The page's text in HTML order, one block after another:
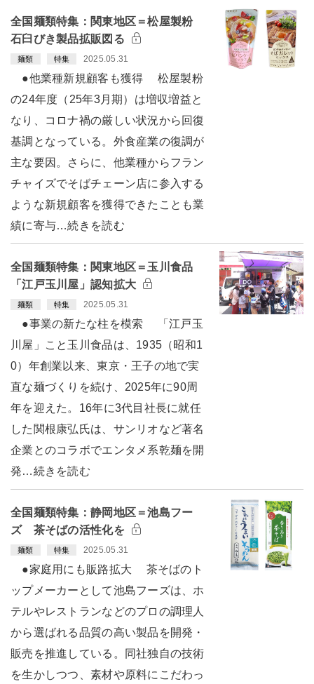
全国麺類特集：関東地区＝松屋製粉
石臼びき製品拡販図る
麺類 特集 2025.05.31
●他業種新規顧客も獲得 松屋製粉
の24年度（25年3月期）は増収増益と
なり、コロナ禍の厳しい状況から回復
基調となっている。外食産業の復調が
主な要因。さらに、他業種からフラン
チャイズでそばチェーン店に参入する
ような新規顧客を獲得できたことも業
績に寄与…続きを読む
全国麺類特集：関東地区＝玉川食品
「江戸玉川屋」認知拡大
麺類 特集 2025.05.31
●事業の新たな柱を模索 「江戸玉
川屋」こと玉川食品は、1935（昭和1
0）年創業以来、東京・王子の地で実
直な麺づくりを続け、2025年に90周
年を迎えた。16年に3代目社長に就任
した関根康弘氏は、サンリオなど著名
企業とのコラボでエンタメ系乾麺を開
発…続きを読む
全国麺類特集：静岡地区＝池島フー
ズ 茶そばの活性化を
麺類 特集 2025.05.31
●家庭用にも販路拡大 茶そばのト
ップメーカーとして池島フーズは、ホ
テルやレストランなどのプロの調理人
から選ばれる品質の高い製品を開発・
販売を推進している。同社独自の技術
を生かしつつ、素材や原料にこだわっ